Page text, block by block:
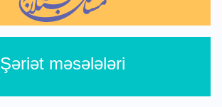
Şəriət məsələləri